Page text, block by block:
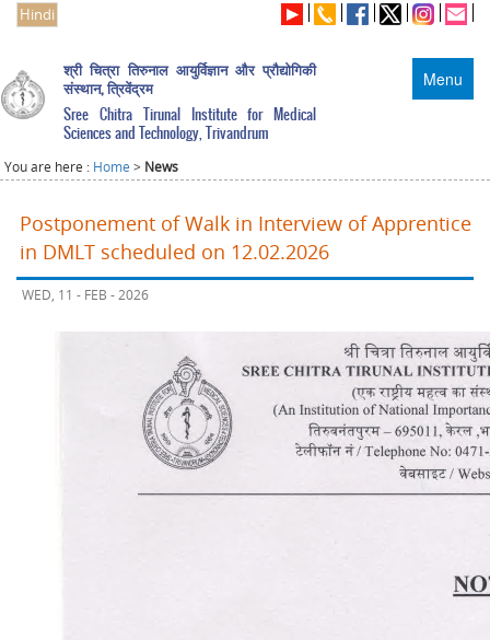
Hindi
Menu
श्री चित्रा तिरुनाल आयुर्विज्ञान और प्रौद्योगिकी
संस्थान, त्रिवेंद्रम
Sree Chitra Tirunal Institute for Medical
Sciences and Technology, Trivandrum
You are here : Home > News
Postponement of Walk in Interview of Apprentice
in DMLT scheduled on 12.02.2026
WED, 11 - FEB - 2026